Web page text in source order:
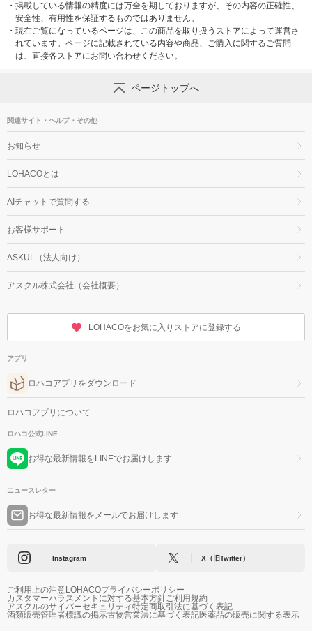
・ 掲載している情報の精度には万全を期しておりますが、その内容の正確性、
安全性、有用性を保証するものではありません。
・ 現在ご覧になっているページは、この商品を取り扱うストアによって運営さ
れています。ページに記載されている内容や商品、ご購入に関するご質問
は、直接各ストアにお問い合わせください。
ページトップへ
関連サイト・ヘルプ・その他
お知らせ
LOHACOとは
AIチャットで質問する
お客様サポート
ASKUL（法人向け）
アスクル株式会社（会社概要）
LOHACOをお気に入りストアに登録する
アプリ
ロハコアプリをダウンロード
ロハコアプリについて
ロハコ公式LINE
お得な最新情報をLINEでお届けします
ニュースレター
お得な最新情報をメールでお届けします
Instagram X（旧Twitter）
ご利用上の注意LOHACOプライバシーポリシー
カスタマーハラスメントに対する基本方針ご利用規約
アスクルのサイバーセキュリティ特定商取引法に基づく表記
酒類販売管理者標識の掲示古物営業法に基づく表記医薬品の販売に関する表示